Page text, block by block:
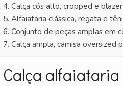
4. Calça cós alto, cropped e
5. Alfaiataria clássica, regata e
6. Conjunto de peças amplas em
7. Calça ampla, camisa oversized
Calça